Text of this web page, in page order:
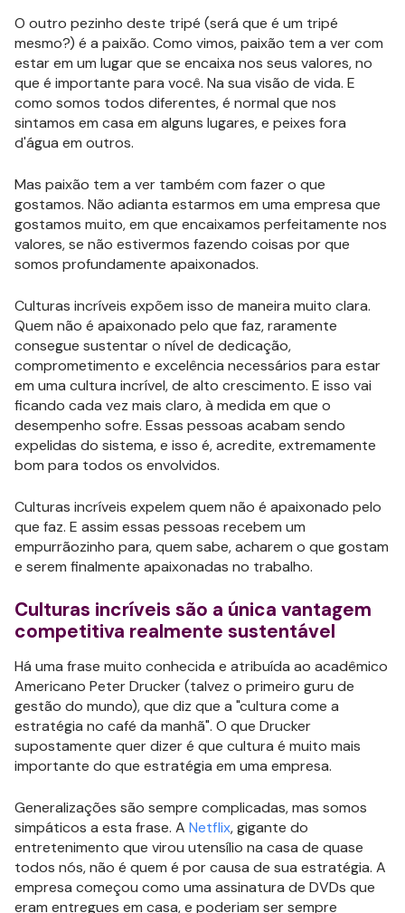
O outro pezinho deste tripé (será que é um tripé
mesmo?) é a paixão. Como vimos, paixão tem a ver com
estar em um lugar que se encaixa nos seus valores, no
que é importante para você. Na sua visão de vida. E
como somos todos diferentes, é normal que nos
sintamos em casa em alguns lugares, e peixes fora
d'água em outros.
Mas paixão tem a ver também com fazer o que
gostamos. Não adianta estarmos em uma empresa que
gostamos muito, em que encaixamos perfeitamente nos
valores, se não estivermos fazendo coisas por que
somos profundamente apaixonados.
Culturas incríveis expõem isso de maneira muito clara.
Quem não é apaixonado pelo que faz, raramente
consegue sustentar o nível de dedicação,
comprometimento e excelência necessários para estar
em uma cultura incrível, de alto crescimento. E isso vai
ficando cada vez mais claro, à medida em que o
desempenho sofre. Essas pessoas acabam sendo
expelidas do sistema, e isso é, acredite, extremamente
bom para todos os envolvidos.
Culturas incríveis expelem quem não é apaixonado pelo
que faz. E assim essas pessoas recebem um
empurrãozinho para, quem sabe, acharem o que gostam
e serem finalmente apaixonadas no trabalho.
Culturas incríveis são a única vantagem
competitiva realmente sustentável
Há uma frase muito conhecida e atribuída ao acadêmico
Americano Peter Drucker (talvez o primeiro guru de
gestão do mundo), que diz que a "cultura come a
estratégia no café da manhã". O que Drucker
supostamente quer dizer é que cultura é muito mais
importante do que estratégia em uma empresa.
Generalizações são sempre complicadas, mas somos
simpáticos a esta frase. A Netflix, gigante do
entretenimento que virou utensílio na casa de quase
todos nós, não é quem é por causa de sua estratégia. A
empresa começou como uma assinatura de DVDs que
eram entregues em casa, e poderiam ser sempre